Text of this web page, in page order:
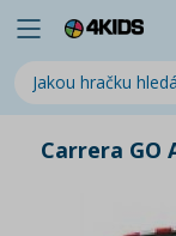
Carrera GO